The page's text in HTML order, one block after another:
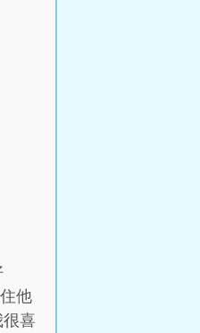
他
很喜